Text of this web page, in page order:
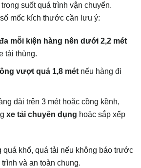
suốt quá trình vận chuyển.
mốc kích thước cần lưu ý:
mỗi kiện hàng nên dưới 2,2 mét
tải thùng.
vượt quá 1,8 mét nếu hàng đi
dài trên 3 mét hoặc cồng kềnh,
xe tải chuyên dụng hoặc sắp xếp
quá khổ, quá tải nếu không báo trước
và an toàn chung.